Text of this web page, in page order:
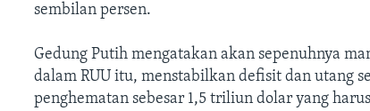
sembilan persen.
Gedung Putih mengatakan akan sepenuhnya
dalam RUU itu, menstabilkan defisit dan utang
penghematan sebesar 1,5 triliun dolar yang